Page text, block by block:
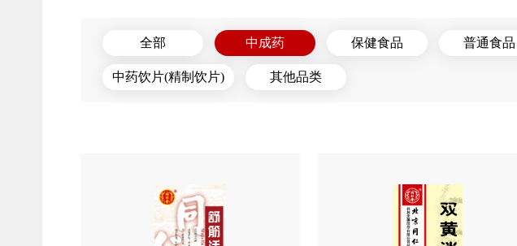
全部 中成药 保健食品 普通食品
中药饮片(精制饮片) 其他品类